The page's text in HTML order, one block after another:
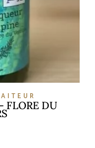
FLORE DU